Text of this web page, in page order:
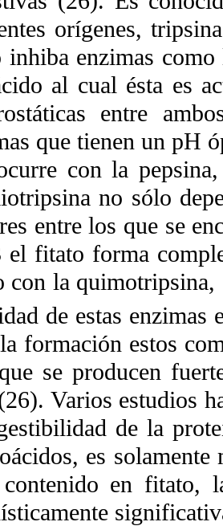
orígenes,
inhiba enzimas
al cual ésta es
entre
que tienen un pH
con la
no sólo
entre los que se
el fitato forma
con la
de estas enzimas
formación estos
se producen
Varios estudios
de la
es
en fitato,